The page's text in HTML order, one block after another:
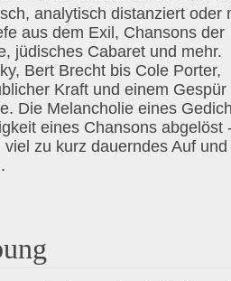
analytisch distanziert oder
aus dem Exil, Chansons der
jüdisches Cabaret und mehr.
Bert Brecht bis Cole Porter,
Kraft und einem Gespür
Die Melancholie eines
eines Chansons abgelöst
zu kurz dauerndes Auf und